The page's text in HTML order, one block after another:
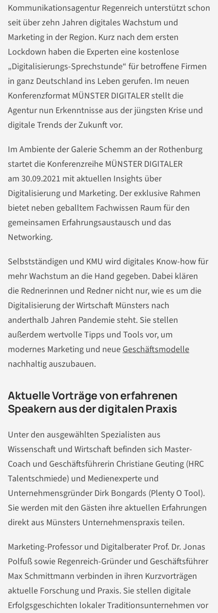
Kommunikationsagentur Regenreich unterstützt schon
seit über zehn Jahren digitales Wachstum und
Marketing in der Region. Kurz nach dem ersten
Lockdown haben die Experten eine kostenlose
„Digitalisierungs-Sprechstunde“ für betroffene Firmen
in ganz Deutschland ins Leben gerufen. Im neuen
Konferenzformat MÜNSTER DIGITALER stellt die
Agentur nun Erkenntnisse aus der jüngsten Krise und
digitale Trends der Zukunft vor.
Im Ambiente der Galerie Schemm an der Rothenburg
startet die Konferenzreihe MÜNSTER DIGITALER
am 30.09.2021 mit aktuellen Insights über
Digitalisierung und Marketing. Der exklusive Rahmen
bietet neben geballtem Fachwissen Raum für den
gemeinsamen Erfahrungsaustausch und das
Networking.
Selbstständigen und KMU wird digitales Know-how für
mehr Wachstum an die Hand gegeben. Dabei klären
die Rednerinnen und Redner nicht nur, wie es um die
Digitalisierung der Wirtschaft Münsters nach
anderthalb Jahren Pandemie steht. Sie stellen
außerdem wertvolle Tipps und Tools vor, um
modernes Marketing und neue Geschäftsmodelle
nachhaltig auszubauen.
Aktuelle Vorträge von erfahrenen
Speakern aus der digitalen Praxis
Unter den ausgewählten Spezialisten aus
Wissenschaft und Wirtschaft befinden sich Master-
Coach und Geschäftsführerin Christiane Geuting (HRC
Talentschmiede) und Medienexperte und
Unternehmensgründer Dirk Bongards (Plenty O Tool).
Sie werden mit den Gästen ihre aktuellen Erfahrungen
direkt aus Münsters Unternehmenspraxis teilen.
Marketing-Professor und Digitalberater Prof. Dr. Jonas
Polfuß sowie Regenreich-Gründer und Geschäftsführer
Max Schmittmann verbinden in ihren Kurzvorträgen
aktuelle Forschung und Praxis. Sie stellen digitale
Erfolgsgeschichten lokaler Traditionsunternehmen vor